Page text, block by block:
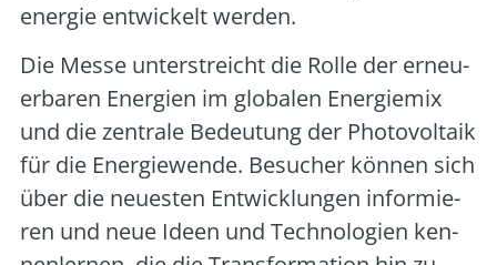
ener­gie ent­wi­ckelt wer­den.
Die Mes­se unter­streicht die Rol­le der erneu­
er­ba­ren Ener­gien im glo­ba­len Ener­gie­mix
und die zen­tra­le Bedeu­tung der Pho­to­vol­ta­ik
für die Ener­gie­wen­de. Besu­cher kön­nen sich
über die neu­es­ten Ent­wick­lun­gen infor­mie­
ren und neue Ideen und Tech­no­lo­gien ken­